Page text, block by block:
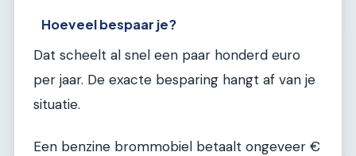
Hoeveel bespaar je?
Dat scheelt al snel een paar honderd euro
per jaar. De exacte besparing hangt af van je
situatie.
Een benzine brommobiel betaalt ongeveer €